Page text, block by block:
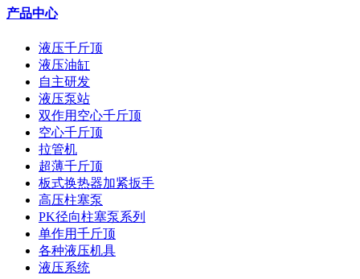
产品中心
液压千斤顶
液压油缸
自主研发
液压泵站
双作用空心千斤顶
空心千斤顶
拉管机
超薄千斤顶
板式换热器加紧扳手
高压柱塞泵
PK径向柱塞泵系列
单作用千斤顶
各种液压机具
液压系统